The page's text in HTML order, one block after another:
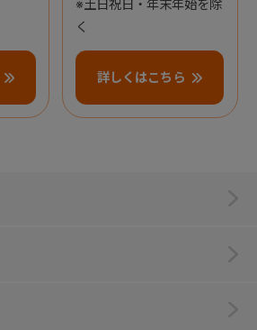
※土日祝日・年末年始を除
く
詳しくはこちら